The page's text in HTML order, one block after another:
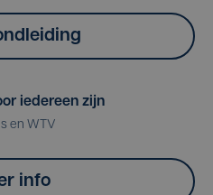
iedereen zijn
en WTV
info